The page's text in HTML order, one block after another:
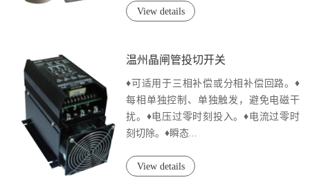
View details
温州晶闸管投切开关
♦可适用于三相补偿或分相补偿回路。♦
每相单独控制、单独触发，避免电磁干
扰。♦电压过零时刻投入。♦电流过零时
刻切除。♦瞬态...
View details